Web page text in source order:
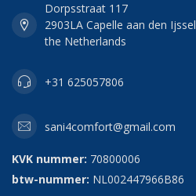
Dorpsstraat 117
2903LA Capelle aan den Ijssel
the Netherlands
+31 625057806
sani4comfort@gmail.com
KVK nummer: 70800006
btw-nummer: NL002447966B86